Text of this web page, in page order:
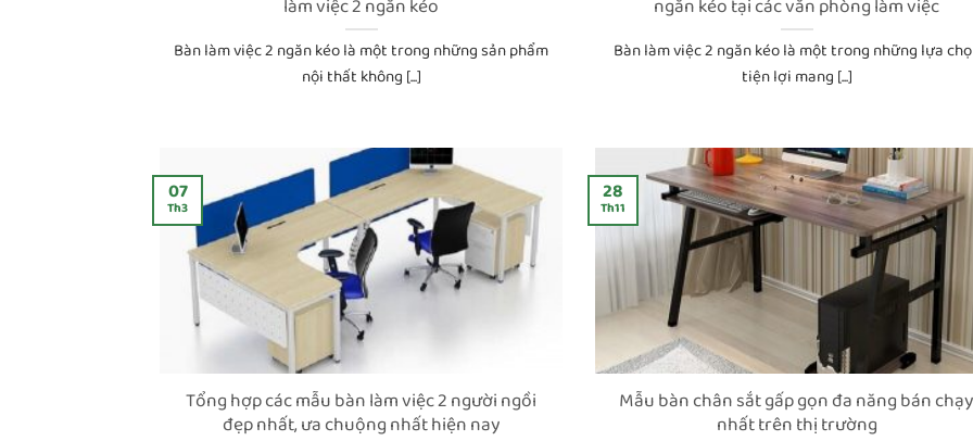
Bàn làm việc 2 ngăn kéo là một trong những sản phẩm
nội thất không [...]
Bàn làm việc 2 ngăn kéo là một trong những lựa
tiện lợi mang [...]
Tổng hợp các mẫu bàn làm việc 2 người ngồi
đẹp nhất, ưa chuộng nhất hiện nay
07
Th3
Mẫu bàn chân sắt gấp gọn đa năng bán
nhất trên thị trường
28
Th11